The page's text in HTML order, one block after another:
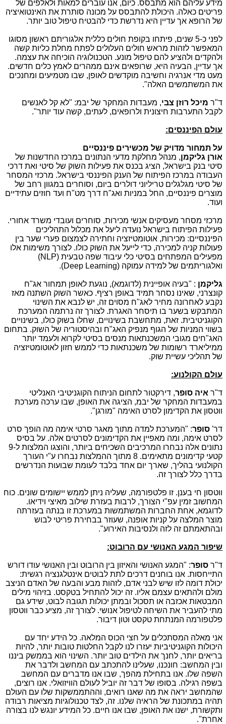
מידע עליהם הוא מתבסס. כיום, אנו עוברים למאות ולאלפים של
פריטים כאלה. היכולת להתבסס על מכונה סותרת את האינטואיציה
של הרופא אך עדיין היא נדרשת כדי להבטיח טיפול טוב יותר.
לפני כ-5 שנים, פיתחו בקופת חולים כללית אלגוריתם ראשון מסוגו
המאפשר לזהות מראש חולים העלולים לפתח מחלת כליות קשה
ולהקדים ולהציע להם טיפול מונע. הטכנולוגיה הוכיחה את עצמה.
אך עדיין, הבעיה היא, שרופאים אינם ממהרים לאמץ כלים חדשים.
מעט מדי אנרגיה וחשיבה מוקדשים לאופן, שבו מטמיעים ומחנכים
את המשתמשים האלה".
ד"ר מיכל רוזן צבי, מעבדות המחקר של יבמ: "לא קל לאנשים
לקבל התערבות חיצונית ולרופאים, לעתים, קשה עוד יותר".
עולם הפיננסים:
על תמחור מדויק של מכשירים פיננסיים
אורן גליקמן, מנהל מחלקת מדעי הנתונים במרכז החדשנות של
סיטי בנק בישראל, הציג בכנס את פעילות השוק של סיטי ואת דרכי
העבודה במרכז הפיתוח של הענק הפיננסי בישראל. מרכזי המסחר
של סיטי מגלגלים טריליוני דולרים ביום, וסוחרים במגוון רחב של
מוצרים פיננסיים, החל במניות ואג"ח דרך מט"ח ועד חוזים עתידיים
ועוד.
מרכזי מסחר מעסיקים אנשי מכירות, סוחרים ועובדי משרד אחורי.
פעילות הפיתוח בישראל נועדה ליעל את מכלול התהליכים
הפיננסיים: מכירות, אוטומטיזציה וחתירה לצמצום פערי שער בין
פעולות קניה למכירה, כדי לייעל את השוק כולו. לצורך משימות אלו
מפעילים המפתחים בסיטי כלי עיבוד שפה טבעית (NLP
)
ואלגוריתמים של למידה עמוקה (Deep Learning
).
גליקמן : "בעיה אופיינית (לדוגמא), נוגעת לאופן תמחור אג"ח
קונצרני, שאינו נסחר תמיד באופן רציף. כאשר השוק השתנה מאז
נקבע לאחרונה מחיר לאג"ח מסוים זה, יש לנבא את השינוי
המתבקש בשער בו תיסחר האגרת. לצורך זה נרתמה המערכת
הקוגניטיבית. זאת, מתחשבת בשינויים, שחלו בשוק כולו, בשינויים
בשווי המניות של הגוף מנפיק האג"ח ובהיסטוריה של השוק. בתחום
האג"חים מגובי המשכנתאות מנסים בסיטי לקרוא ולעמד יותר
ממיליארד רשומות של משכנתאות כדי לממש חזון לאוטומטיזציה
של תהליכי עשיית שוק.
עולם הקולנוע:
ד"ר איה סופר, דירקטור לתחום הניתוח הקוגניטיבי האנליטי
במעבדות המחקר של יבמ, הציגה את האופן, שבו ערכה מערכת
ווטסון את הקדימון לסרט האימה "מורגן".
דר' סופר: "המערכת למדה מתוך מאגר סרטי אימה מה הופך סרט
לסרט אימה, ומה מאפיין את הקדימונים לסרטים אלה. על בסיס
נתונים אלה נבחרו המרכיבים השכיחים ביותר, והוצגו המלצות ל-9
קטעי קדימונים מתאימים. 8 מתוך ההמלצות נבחרו ע"י העורך
הקולנועי בהליך, שארך יום אחד בלבד לעומת שבועות הנדרשים
בדרך כלל לצורך זה.
ווטסון חי בענן. זו פלטפורמה, שעליה ניתן לממש יישומים שונים. כוח
המחשוב זמין עפ"י הצורך, לרבות בעזרת שילוב מאיצי וידיאו.
לדוגמא, אחת החברות המשתמשות במערכת זו בנתה בעזרתה
מוצר המלצה על קניות אופנה, שעוזר בבחירת פריטי לבוש
ובהתאמתם זה לזה ולנסיבות האירוע".
שיפור המגע האנושי עם הרובוט:
ד"ר סופר: "המגע האנושי והאיזון בין הרובוט ובין האנושי עודו דורש
התייחסות. אנו בוחנים דרכים לתת לבוטים אינטלגנציה רגשית:
יכולת דומה לזו שיש לבני אדם, לזהות מבע והבעה של האדם הניצב
מולם ולהתאים עצמם אליו. זה יכול להתחיל בטקסט. בזיהוי מילים
המבטאות אכזבה או תסכול ובמתן יכולות תגובה לבוט, שידע גם
מתי להעביר את השיחה לטיפול אנושי. לצורך זה, מציע כבר ווטסון
פלטפורמה המנתחת טקסט וטון דיבור.
אני מאלה המסתכלים על חצי הכוס המלאה. כל הידע יחד עם
היכולות הקוגניטיביות יעזרו לנו לקבל החלטות טובות יותר, להיות
בריאים יותר, לחנך את הילדים טוב יותר. השינוי הוא בממשק ביננו
ובין המחשב: חונכנו, שעלינו להתכתב עם המחשב ולדבר את
השפה שלו. אנו בתחילת מהפך, שבו אנו מדברים עם המחשב
בשפה רגילה. בסופו של דבר זה יוביל לעולם הוויזואלי. אנו רוצים,
שהמחשב יראה את מה שאנו רואים, וההתממשקות שלו עם העולם
תהיה במתכונת של הראיה שלנו. זה, לצד טכנולוגיות מציאות רבודה
ותקשורת, ישנו את האופן, שבו אנו חיים. כל המידע יונגש לנו בצורה
אחרת".